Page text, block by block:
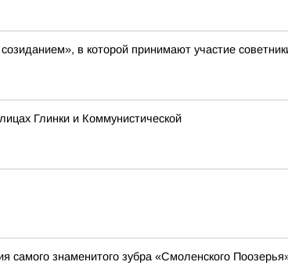
в которой принимают участие
Глинки и Коммунистической
самого знаменитого зубра «Смоленского